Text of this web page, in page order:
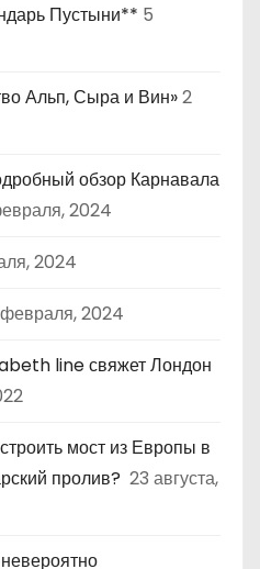
Пустыни** 5
Альп, Сыра и Вин»2
обзор Карнавала
2024
2024
февраля, 2024
line свяжет Лондон
мост из Европы в
пролив? 23 августа,